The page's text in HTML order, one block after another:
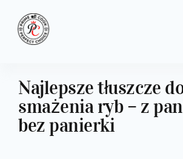
content
Kulinarne triki i
Najlepsze tłuszcze
smażenia ryb – z
bez panierki